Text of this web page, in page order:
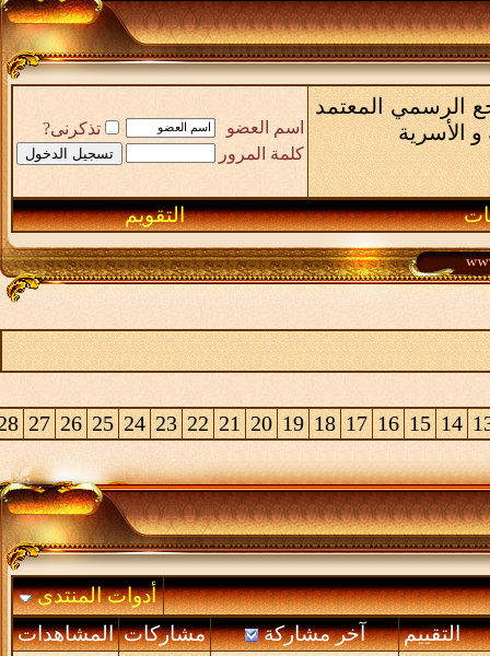
المعتمد
اسم العضو
تذكرنى?
كلمة المرور
التقويم
15
16
17
18
19
20
21
22
23
24
25
26
27
28
>
أدوات المنتدى
آخر مشاركة مشاركات المشاهدات